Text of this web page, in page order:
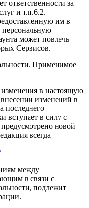
ответственности за
и т.п.6.2.
им в
персональную
может повлечь
Сервисов.
Применимое
в настоящую
изменений в
последнего
вступает в силу с
новой
всегда
между
в связи с
подлежит